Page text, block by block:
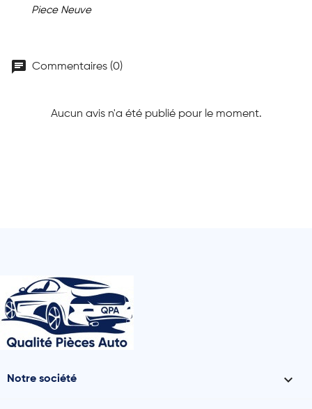
Piece Neuve
chat Commentaires (0)
Aucun avis n'a été publié pour le moment.
Notre société 